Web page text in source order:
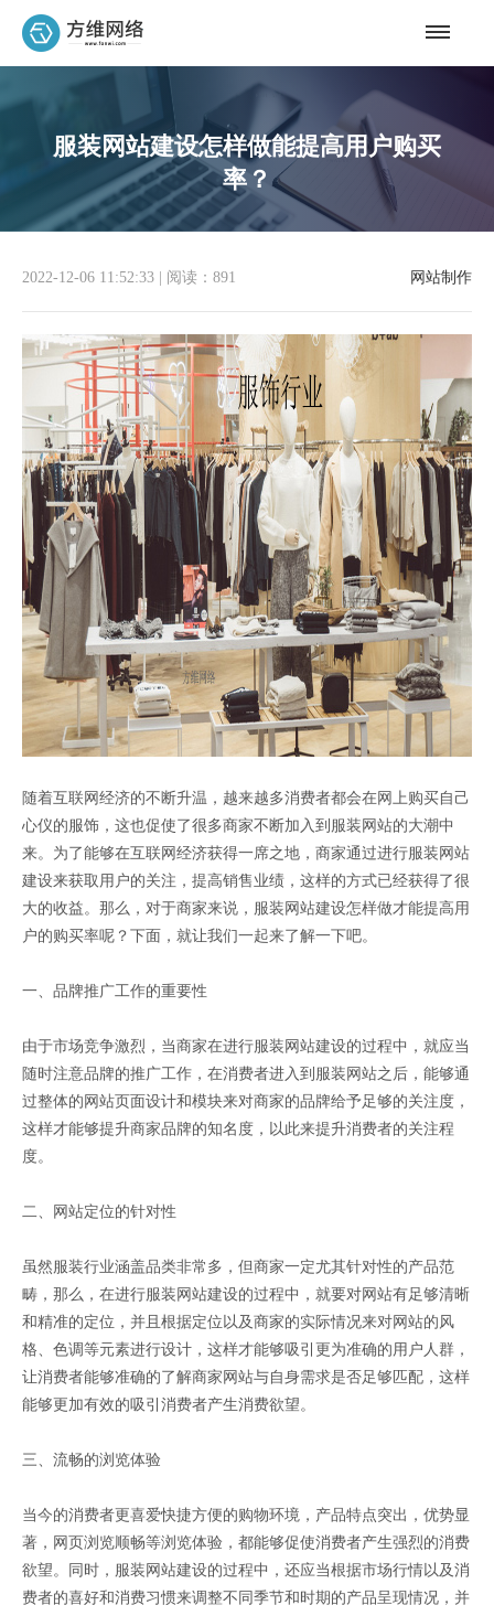
服装网站建设怎样做能提高用户购买
率？
网站制作
2022-12-06 11:52:33 阅读：891
随着互联网经济的不断升温，越来越多消费者都会在网上购买自己
心仪的服饰，这也促使了很多商家不断加入到服装网站的大潮中
来。为了能够在互联网经济获得一席之地，商家通过进行服装网站
建设来获取用户的关注，提高销售业绩，这样的方式已经获得了很
大的收益。那么，对于商家来说，服装网站建设怎样做才能提高用
户的购买率呢？下面，就让我们一起来了解一下吧。
一、品牌推广工作的重要性
由于市场竞争激烈，当商家在进行服装网站建设的过程中，就应当
随时注意品牌的推广工作，在消费者进入到服装网站之后，能够通
过整体的网站页面设计和模块来对商家的品牌给予足够的关注度，
这样才能够提升商家品牌的知名度，以此来提升消费者的关注程
度。
二、网站定位的针对性
虽然服装行业涵盖品类非常多，但商家一定尤其针对性的产品范
畴，那么，在进行服装网站建设的过程中，就要对网站有足够清晰
和精准的定位，并且根据定位以及商家的实际情况来对网站的风
格、色调等元素进行设计，这样才能够吸引更为准确的用户人群，
让消费者能够准确的了解商家网站与自身需求是否足够匹配，这样
能够更加有效的吸引消费者产生消费欲望。
三、流畅的浏览体验
当今的消费者更喜爱快捷方便的购物环境，产品特点突出，优势显
著，网页浏览顺畅等浏览体验，都能够促使消费者产生强烈的消费
欲望。同时，服装网站建设的过程中，还应当根据市场行情以及消
费者的喜好和消费习惯来调整不同季节和时期的产品呈现情况，并